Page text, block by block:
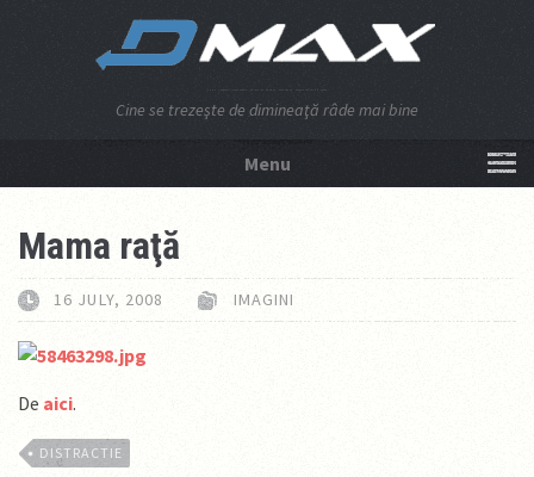
Cine se trezeşte de dimineaţă râde mai bine
Menu
Mama raţă
16 JULY, 2008 IMAGINI
De aici.
DISTRACTIE